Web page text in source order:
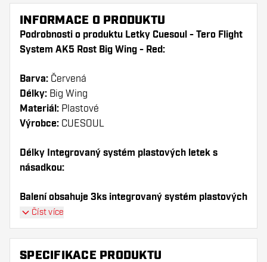
INFORMACE O PRODUKTU
Podrobnosti o produktu Letky Cuesoul - Tero Flight
System AK5 Rost Big Wing - Red:
Barva: Červená
Délky: Big Wing
Materiál: Plastové
Výrobce: CUESOUL
Délky Integrovaný systém plastových letek s
násadkou:
Balení obsahuje 3ks integrovaný systém plastových
letek s násadkou (1sada).
Dartshopper tip!
Číst více
SPECIFIKACE PRODUKTU